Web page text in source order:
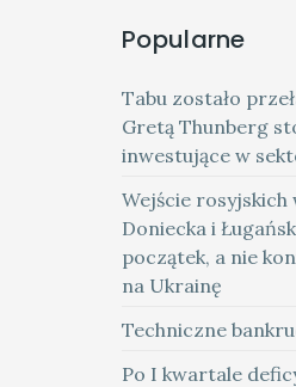
Popularne
Tabu zostało
Gretą Thunberg
inwestujące w
Wejście rosyjskich
Doniecka i
początek, a nie
na Ukrainę
Techniczne
Po I kwartale